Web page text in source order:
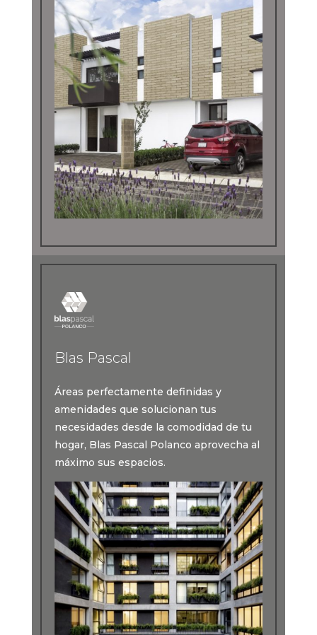
Blas Pascal
Áreas perfectamente definidas y
amenidades que solucionan tus
necesidades desde la comodidad de tu
hogar, Blas Pascal Polanco aprovecha al
máximo sus espacios.